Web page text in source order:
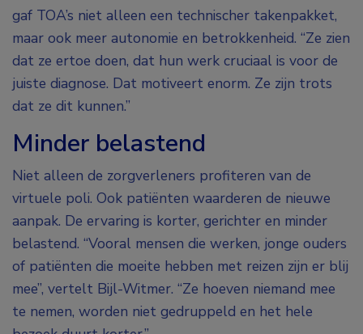
gaf TOA’s niet alleen een technischer takenpakket,
maar ook meer autonomie en betrokkenheid. “Ze zien
dat ze ertoe doen, dat hun werk cruciaal is voor de
juiste diagnose. Dat motiveert enorm. Ze zijn trots
dat ze dit kunnen.”
Minder belastend
Niet alleen de zorgverleners profiteren van de
virtuele poli. Ook patiënten waarderen de nieuwe
aanpak. De ervaring is korter, gerichter en minder
belastend. “Vooral mensen die werken, jonge ouders
of patiënten die moeite hebben met reizen zijn er blij
mee”, vertelt Bijl-Witmer. “Ze hoeven niemand mee
te nemen, worden niet gedruppeld en het hele